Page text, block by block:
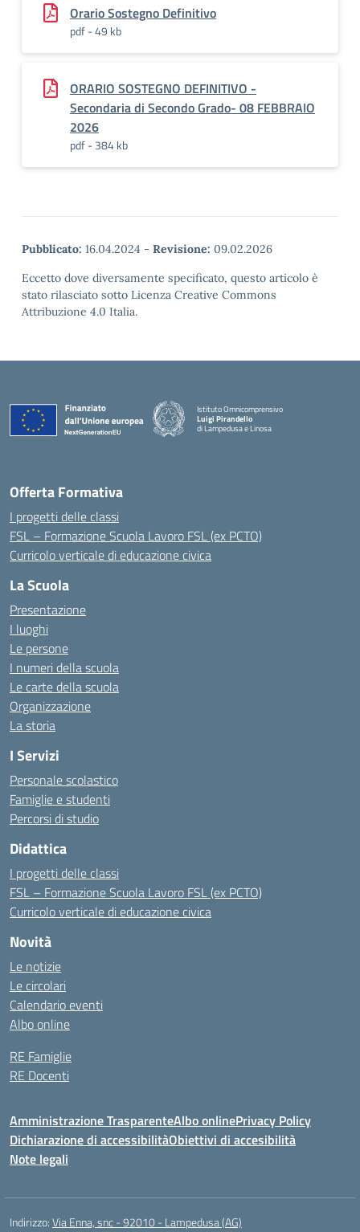
Orario Sostegno Definitivo
pdf - 49 kb
ORARIO SOSTEGNO DEFINITIVO -
Secondaria di Secondo Grado- 08 FEBBRAIO
2026
pdf - 384 kb
Pubblicato: 16.04.2024 - Revisione: 09.02.2026
Eccetto dove diversamente specificato, questo articolo è
stato rilasciato sotto Licenza Creative Commons
Attribuzione 4.0 Italia.
Istituto Omnicomprensivo
Luigi Pirandello
di Lampedusa e Linosa
Offerta Formativa
I progetti delle classi
FSL – Formazione Scuola Lavoro FSL (ex PCTO)
Curricolo verticale di educazione civica
La Scuola
Presentazione
I luoghi
Le persone
I numeri della scuola
Le carte della scuola
Organizzazione
La storia
I Servizi
Personale scolastico
Famiglie e studenti
Percorsi di studio
Didattica
I progetti delle classi
FSL – Formazione Scuola Lavoro FSL (ex PCTO)
Curricolo verticale di educazione civica
Novità
Le notizie
Le circolari
Calendario eventi
Albo online
RE Famiglie
RE Docenti
Amministrazione TrasparenteAlbo onlinePrivacy Policy
Dichiarazione di accessibilitàObiettivi di accesibilità
Note legali
Indirizzo:Via Enna, snc - 92010 - Lampedusa (AG)